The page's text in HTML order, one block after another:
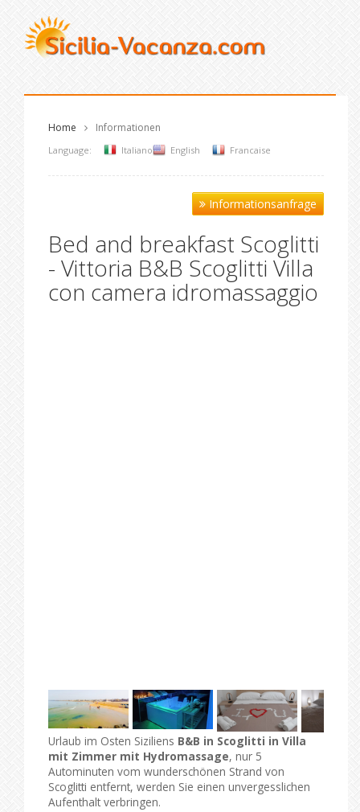
Home Informationen
Language: Italiano English Francaise
Informationsanfrage
Bed and breakfast Scoglitti
- Vittoria B&B Scoglitti Villa
con camera idromassaggio
Urlaub im Osten Siziliens B&B in Scoglitti in Villa
mit Zimmer mit Hydromassage, nur 5
Autominuten vom wunderschönen Strand von
Scoglitti entfernt, werden Sie einen unvergesslichen
Aufenthalt verbringen.